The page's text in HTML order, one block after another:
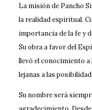
La misión de Pancho
la realidad espiritual.
importancia de la fe y
Su obra a favor del
llevó el conocimiento a
lejanas a las
Su nombre será